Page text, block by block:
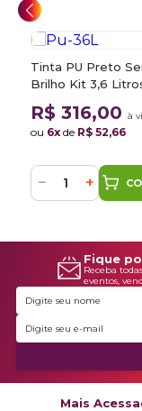
Tinta PU Preto
Brilho Kit 3,6
Sherwin Williams
R$ 316,00 à
ou 6x de R$ 52,66
− +
Fique
Receba
eventos,
Mais